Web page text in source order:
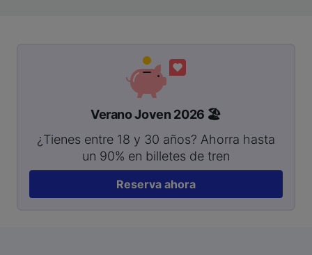
Verano Joven 2026 🏖️
¿Tienes entre 18 y 30 años? Ahorra hasta
un 90% en billetes de tren
Reserva ahora